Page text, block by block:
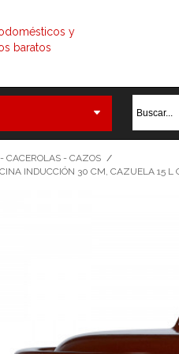
CACEROLAS - CAZOS /
INDUCCIÓN 30 CM, CAZUELA 15 L